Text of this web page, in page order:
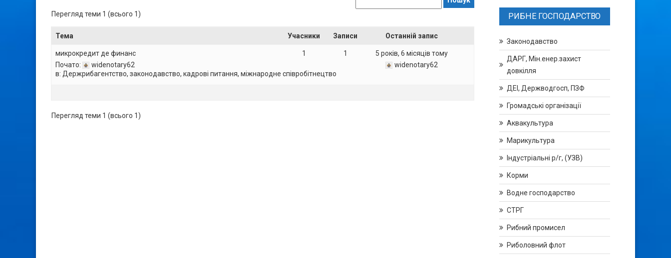
Перегляд теми 1 (всього 1)
Тема Учасники Записи Останній запис
микрокредит де финанс
Почато:
widenotary62
в: Держрибагентство, законодавство, кадрові питання, міжнародне співробітнецтво
1 1
5 років, 6 місяців тому
widenotary62
Перегляд теми 1 (всього 1)
РИБНЕ ГОСПОДАРСТВО
Законодавство
ДАРГ, Мін.енер.захист
довкілля
ДЕІ, Держводгосп, ПЗФ
Громадські організації
Аквакультура
Марикультура
Індустріальні р/г, (УЗВ)
Корми
Водне господарство
СТРГ
Рибний промисел
Риболовний флот